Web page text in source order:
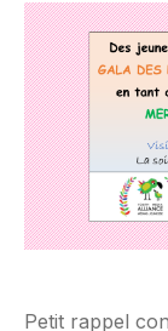
Petit rappel